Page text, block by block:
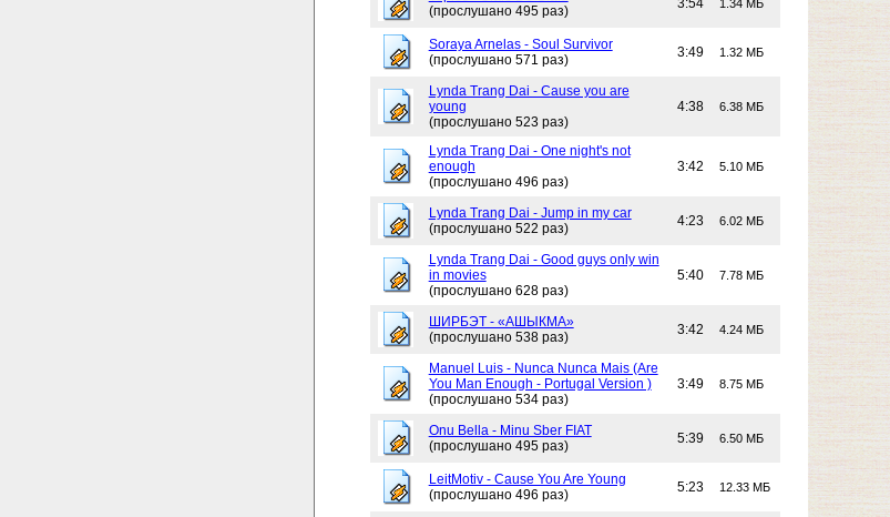
(прослушано 495 раз)
3:54 1.34 МБ
Soraya Arnelas - Soul Survivor
(прослушано 571 раз)
3:49 1.32 МБ
Lynda Trang Dai - Cause you are
young
(прослушано 523 раз)
4:38 6.38 МБ
Lynda Trang Dai - One night's not
enough
(прослушано 496 раз)
3:42 5.10 МБ
Lynda Trang Dai - Jump in my car
(прослушано 522 раз)
4:23 6.02 МБ
Lynda Trang Dai - Good guys only win
in movies
(прослушано 628 раз)
5:40 7.78 МБ
ШИРБЭТ - «АШЫКМА»
(прослушано 538 раз)
3:42 4.24 МБ
Manuel Luis - Nunca Nunca Mais (Are
You Man Enough - Portugal Version )
(прослушано 534 раз)
3:49 8.75 МБ
Onu Bella - Minu Sber FIAT
(прослушано 495 раз)
5:39 6.50 МБ
LeitMotiv - Cause You Are Young
(прослушано 496 раз)
5:23 12.33 МБ